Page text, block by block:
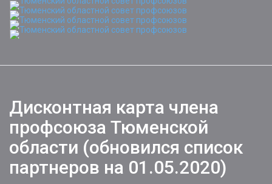
Дисконтная карта члена
профсоюза Тюменской
области (обновился список
партнеров на 01.05.2020)